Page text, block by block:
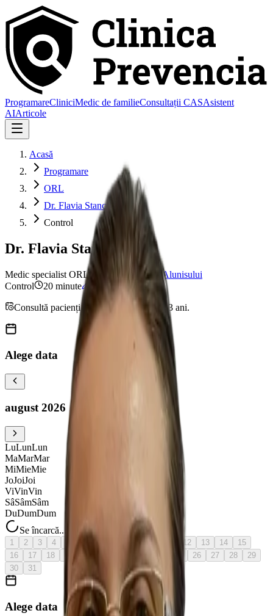
ProgramareCliniciMedic de familieConsultații CASAsistent
AIArticole
Acasă
Programare
ORL
Dr. Flavia Stancu
Control
Dr. Flavia Stancu
Medic specialist ORL
Clinica Prevencia Alunisului
Control
20 minute
Consultă pacienți începând cu vârsta de 3 ani.
Alege data
august 2026
LuLunLun
MaMarMar
MiMieMie
JoJoiJoi
ViVinVin
SâSâmSâm
DuDumDum
Se încarcă...
1 2 3 4 10 12 13 14
15
16
17 18 20 26 27 28
29
30
31
Alege data